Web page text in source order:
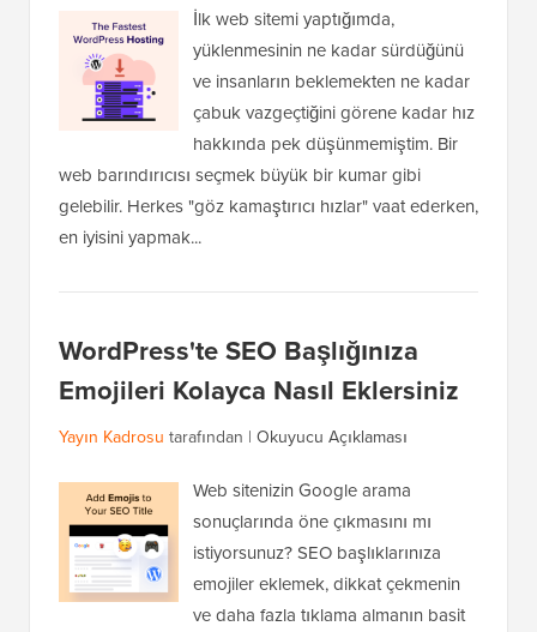
İlk web sitemi yaptığımda,
yüklenmesinin ne kadar sürdüğünü
ve insanların beklemekten ne kadar
çabuk vazgeçtiğini görene kadar hız
hakkında pek düşünmemiştim. Bir
web barındırıcısı seçmek büyük bir kumar gibi
gelebilir. Herkes "göz kamaştırıcı hızlar" vaat ederken,
en iyisini yapmak...
WordPress'te SEO Başlığınıza
Emojileri Kolayca Nasıl Eklersiniz
Yayın Kadrosu tarafından | Okuyucu Açıklaması
Web sitenizin Google arama
sonuçlarında öne çıkmasını mı
istiyorsunuz? SEO başlıklarınıza
emojiler eklemek, dikkat çekmenin
ve daha fazla tıklama almanın basit